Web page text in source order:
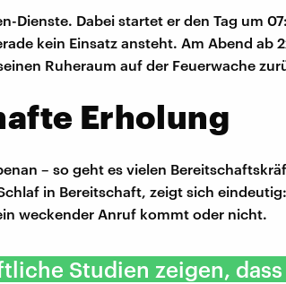
Dienste. Dabei startet er den Tag um
kein Einsatz ansteht. Am Abend ab
Ruheraum auf der Feuerwache
Erholung
– so geht es vielen
in Bereitschaft, zeigt sich
weckender Anruf kommt oder nicht.
Studien zeigen,